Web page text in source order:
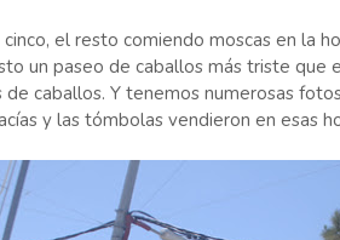
el resto comiendo moscas en la
un paseo de caballos más triste
caballos. Y tenemos numerosas
y las tómbolas vendieron en esas